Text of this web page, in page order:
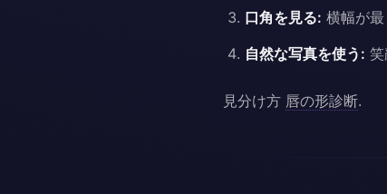
口角を見る: 横幅が
自然な写真を使う:
見分け方 唇の形診断.